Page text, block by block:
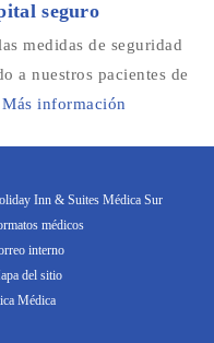
seguro
medidas de seguridad
a nuestros pacientes de
Más información
Inn & Suites Médica Sur
médicos
interno
del sitio
Médica